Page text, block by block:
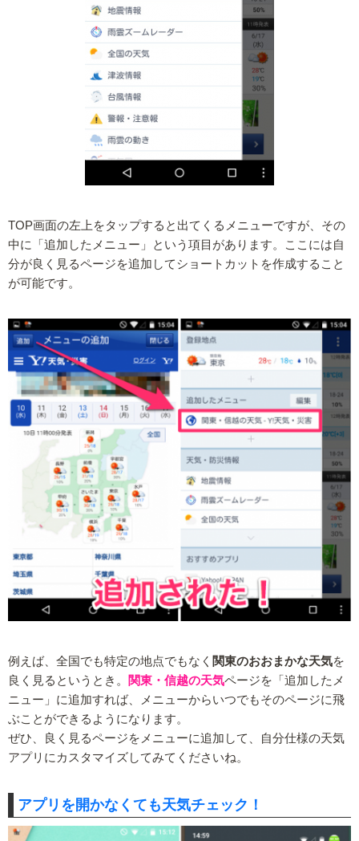
TOP画面の左上をタップすると出てくるメニューですが、その
中に「追加したメニュー」という項目があります。ここには自
分が良く見るページを追加してショートカットを作成すること
が可能です。
例えば、全国でも特定の地点でもなく 関東のおおまかな天気を
良く見るというとき。
関東・信越の天気ページを「追加したメ
ニュー」に追加すれば、メニューからいつでもそのページに飛
ぶことができるようになります。
ぜひ、良く見るページをメニューに追加して、自分仕様の天気
アプリにカスタマイズしてみてくださいね。
アプリを開かなくても天気チェック！